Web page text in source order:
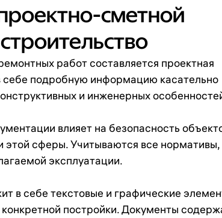
сметной
работ составляется проектная
себе подробную информацию касательно
и инженерных
влияет на безопасность
этой сферы. Учитываются все нормативы,
эксплуатации.
в себе текстовые и графические
постройки. Документы